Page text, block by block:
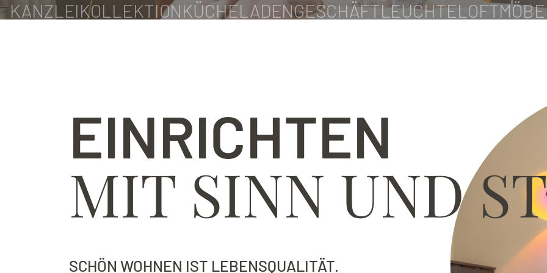
KANZLEIKOLLEKTIONKÜCHELADENGESCHÄFTLEUCHTELOFT
EINRICHTEN
MIT SINN UND
SCHÖN WOHNEN IST LEBENSQUALITÄT.